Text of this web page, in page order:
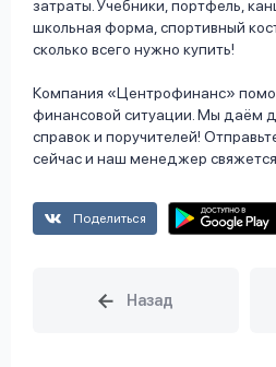
затраты. Учебники, портфель,
школьная форма, спортивный
сколько всего нужно купить!
Компания «Центрофинанс»
финансовой ситуации. Мы даём
справок и поручителей!
сейчас и наш менеджер
Поделиться
Оформить заявку
Войти под другим номером
Ответы
на